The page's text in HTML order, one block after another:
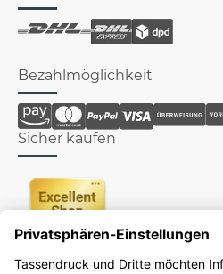
Bezahlmöglichkeit
Sicher kaufen